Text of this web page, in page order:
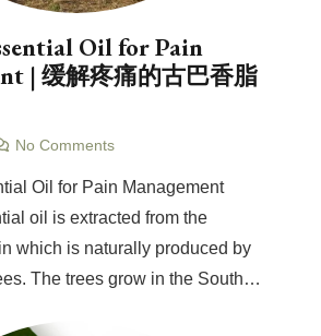
Oil for Pain
| 缓解疼痛的古巴香脂
No Comments
Oil for Pain Management
oil is extracted from the
which is naturally produced by
The trees grow in the South…